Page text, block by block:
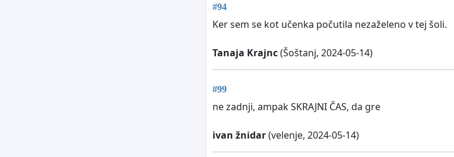
#94
Ker sem se kot učenka počutila nezaželeno v tej šoli.
Tanaja Krajnc(Šoštanj, 2024-05-14)
#99
ne zadnji, ampak SKRAJNI ČAS, da gre
ivan žnidar(velenje, 2024-05-14)